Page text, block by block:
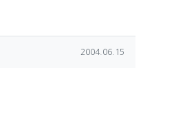
작성일
2004.06.15